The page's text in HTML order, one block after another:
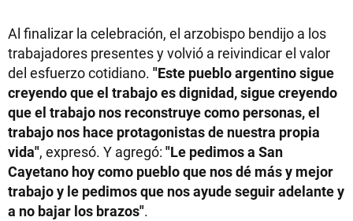
Al finalizar la celebración, el arzobispo bendijo a los
trabajadores presentes y volvió a reivindicar el valor
del esfuerzo cotidiano. "Este pueblo argentino sigue
creyendo que el trabajo es dignidad, sigue creyendo
que el trabajo nos reconstruye como personas, el
trabajo nos hace protagonistas de nuestra propia
vida", expresó. Y agregó: "Le pedimos a San
Cayetano hoy como pueblo que nos dé más y mejor
trabajo y le pedimos que nos ayude seguir adelante y
a no bajar los brazos".